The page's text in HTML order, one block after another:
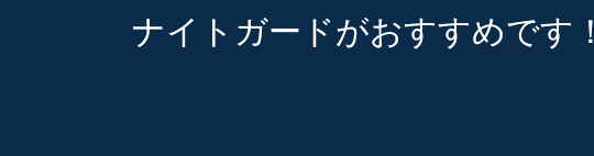
ナイトガードがおすすめです！